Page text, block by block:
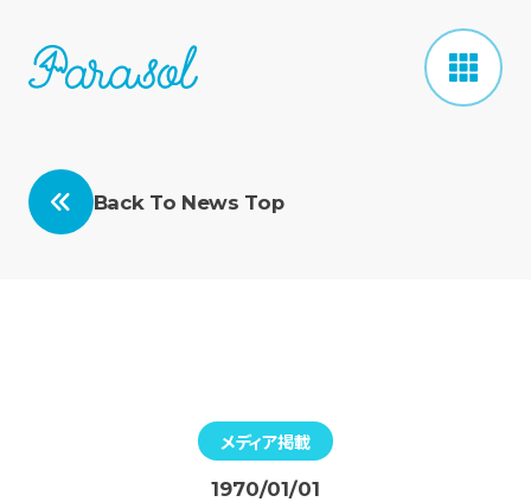
Back To News Top
メディア掲載
1970/01/01